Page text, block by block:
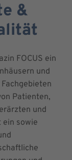
&
FOCUS ein
und
Patienten,
und
ein sowie